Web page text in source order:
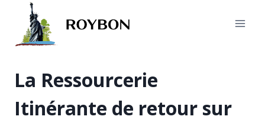
contenu
La Ressourcerie
Itinérante de retour sur